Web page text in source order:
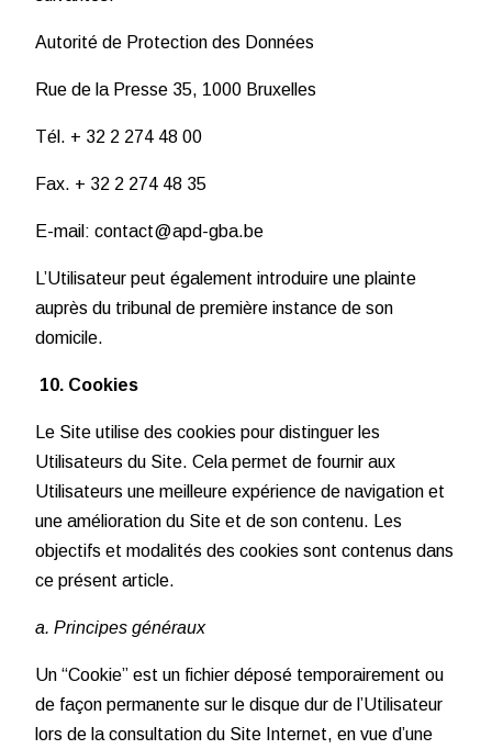
Autorité de Protection des Données
Rue de la Presse 35, 1000 Bruxelles
Tél. + 32 2 274 48 00
Fax. + 32 2 274 48 35
E-mail: contact@apd-gba.be
L’Utilisateur peut également introduire une plainte
auprès du tribunal de première instance de son
domicile.
10. Cookies
Le Site utilise des cookies pour distinguer les
Utilisateurs du Site. Cela permet de fournir aux
Utilisateurs une meilleure expérience de navigation et
une amélioration du Site et de son contenu. Les
objectifs et modalités des cookies sont contenus dans
ce présent article.
a. Principes généraux
Un “Cookie” est un fichier déposé temporairement ou
de façon permanente sur le disque dur de l’Utilisateur
lors de la consultation du Site Internet, en vue d’une